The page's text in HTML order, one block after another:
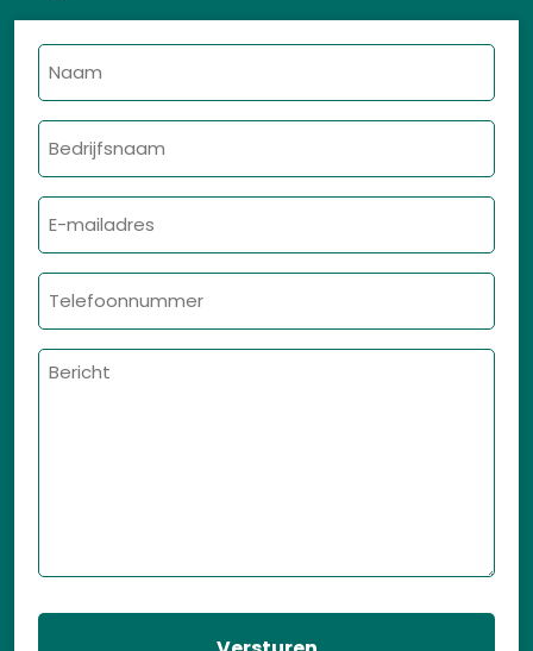
Naam
Bedrijfsnaam
E-
mailadres
Telefoonnummer
Bericht